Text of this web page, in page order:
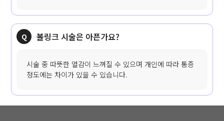
볼링크 시술은 아픈가요?
시술 중 따뜻한 열감이 느껴질 수 있으며 개인에 따라 통증
정도에는 차이가 있을 수 있습니다.